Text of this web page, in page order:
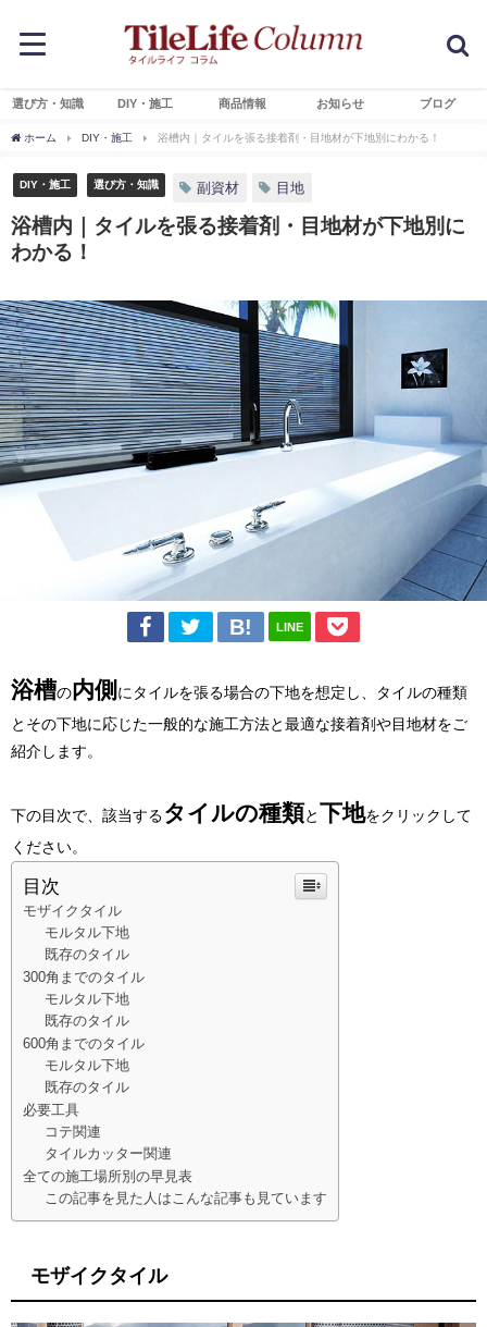
選び方・知識 DIY・施工 商品情報 お知らせ ブログ
ホーム DIY・施工 浴槽内｜タイルを張る接着剤・目地材が下地別にわかる！
DIY・施工 選び方・知識 副資材 目地
浴槽内｜タイルを張る接着剤・目地材が下地別に
わかる！
LINE
浴槽の内側 にタイルを張る場合の下地を想定し、タイルの種類
とその下地に応じた一般的な施工方法と最適な接着剤や目地材をご
紹介します。
下の目次で、該当する タイルの種類と 下地をクリックして
ください。
目次
モザイクタイル
モルタル下地
既存のタイル
300角までのタイル
モルタル下地
既存のタイル
600角までのタイル
モルタル下地
既存のタイル
必要工具
コテ関連
タイルカッター関連
全ての施工場所別の早見表
この記事を見た人はこんな記事も見ています
モザイクタイル